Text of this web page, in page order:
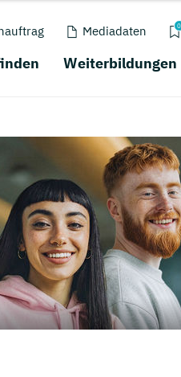
Mediadaten 0
Weiterbildungen